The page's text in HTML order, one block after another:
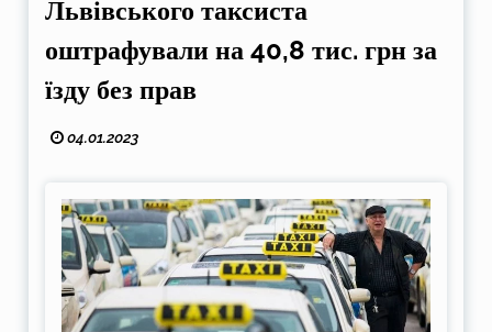
Львівського таксиста
оштрафували на 40,8 тис. грн за
їзду без прав
04.01.2023